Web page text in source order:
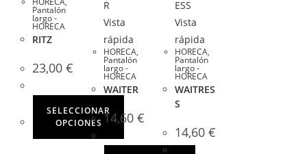
Pantalón
largo -
HORECA
RITZ
23,00€
SELECCIONAR
OPCIONES
Vista
rápida
HORECA,
Pantalón
largo -
HORECA
WAITER
14,60€
Vista
rápida
HORECA,
Pantalón
largo -
HORECA
WAITRES
S
14,60€